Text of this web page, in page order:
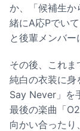
か、「候補生か
緒にA応Pでい
と後輩メンバー
その後、これま
純白の衣装に
Say Never」を
最後の楽曲「
向かい合った